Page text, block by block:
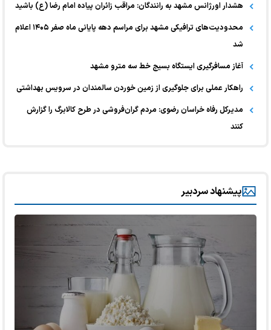
هشدار اورژانس مشهد به رانندگان: مراقب زائران پیاده امام رضا (ع) باشید
محدودیت‌های ترافیکی مشهد برای مراسم دهه پایانی ماه صفر ۱۴۰۵ اعلام
شد
آغاز مسافرگیری ایستگاه بسیج خط سه مترو مشهد
راهکار عملی برای جلوگیری از زمین خوردن سالمندان در سرویس بهداشتی
مدیرکل رفاه خراسان رضوی: مردم گران‌فروشی در طرح کالابرگ را گزارش
کنند
پیشنهاد سردبیر